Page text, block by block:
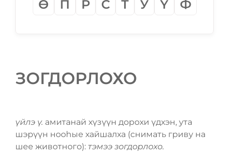
Ѳ
П Р С Т У Ү Ф
ЗОГДОРЛОХО
үйлэ ү. амитанай хүзүүн дорохи үдхэн, ута
шэрүүн нооһые хайшалха (снимать гриву на
шее животного): тэмээ зогдорлохо.